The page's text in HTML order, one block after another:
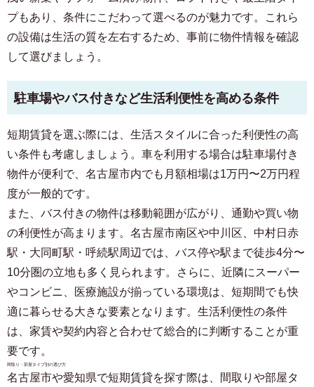
プもあり、条件にこだわって選べるのが魅力です。これら
の設備は生活の質を左右するため、事前に物件情報を確認
して選びましょう。
駐車場やバス付きなど生活利便性を高める条件
短期賃貸を選ぶ際には、生活スタイルに合った利便性の高
い条件も考慮しましょう。車を利用する場合は駐車場付き
物件が便利で、名古屋市内でも月額相場は1万円〜2万円程
度が一般的です。
また、バス付きの物件は移動範囲が広がり、通勤や買い物
の利便性が高まります。名古屋市南区や中川区、中村日赤
駅・大同町駅・呼続駅周辺では、バス停や駅まで徒歩4分〜
10分圏の立地も多く見られます。さらに、近隣にスーパー
やコンビニ、医療施設が揃っている環境は、短期間でも快
適に暮らせる大きな要素となります。生活利便性の条件
は、家賃や契約内容と合わせて総合的に判断することが重
要です。
間取り・部屋タイプ別の選び方
名古屋市や愛知県で短期賃貸を探す際は、間取りや部屋タ